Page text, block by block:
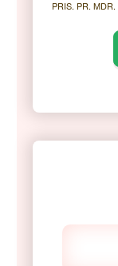
PRIS. PR. MDR.